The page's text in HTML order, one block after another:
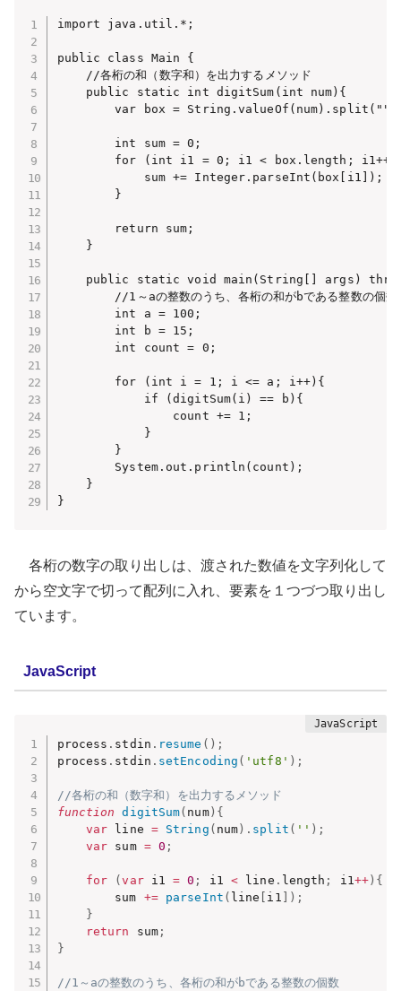
import java.util.*;
public class Main {
    //各桁の和（数字和）を出力するメソッド
    public static int digitSum(int num){
var box =
        int sum = 0;
for (int i1 = 0; i1 < box.length;
            sum += Integer.parseInt(box[i1]);
        }
        return sum;
    }
public static void main(String[] args)
        //1～aの整数のうち、各桁の和がbである整数の個数
        int a = 100;
        int b = 15;
        int count = 0;
        for (int i = 1; i <= a; i++){
            if (digitSum(i) == b){
                count += 1;
            }
        }
        System.out.println(count);
    }
}
各桁の数字の取り出しは、渡された数値を文字列化して
から空文字で切って配列に入れ、要素を１つづつ取り出し
ています。
JavaScript
process . stdin . resume ( ) ;
process . stdin . setEncoding ( 'utf8' ) ;
//各桁の和（数字和）を出力するメソッド
function
digitSum( num) {
var line = String ( num ) . split ( '' ) ;
var sum = 0 ;
for (var i1 = 0 ; i1 < line . length ; i1 ++) {
        sum
+= parseInt ( line i1 ) ;
}
return
sum;
}
//1～aの整数のうち、各桁の和がbである整数の個数